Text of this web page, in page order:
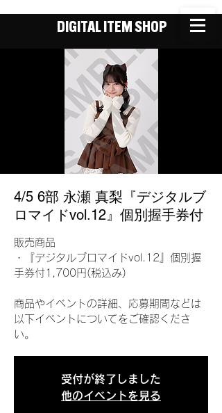
DIGITAL ITEM SHOP
4/5 6部 永瀬 真梨『デジタルブ
ロマイドvol.12』個別握手券付
販売商品
・『デジタルブロマイドvol.12』個別握
手券付1,700円(税込み)
商品やイベントの詳細、応募期間などは
以下イベントについてをご確認くださ
い。
受付が終了しました
他のイベントを見る